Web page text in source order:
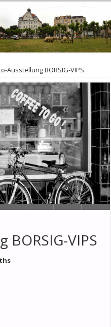
Ausstellung BORSIG-VIPS
BORSIG-VIPS